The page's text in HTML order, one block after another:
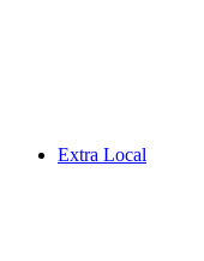
Extra Local